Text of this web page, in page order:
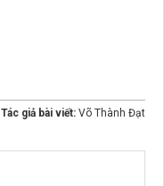
Tác giả bài viết: Võ Thành Đạt